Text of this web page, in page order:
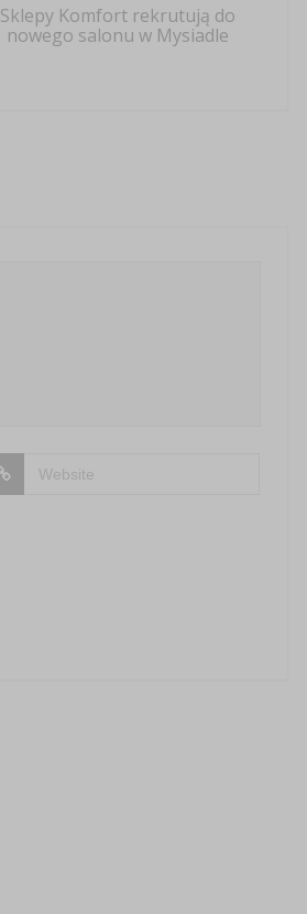
Sklepy Komfort rekrutują do
nowego salonu w Mysiadle